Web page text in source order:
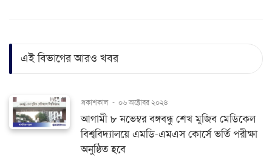
এই বিভাগের আরও খবর
প্রকাশকাল - ০৬ অক্টোবর ২০২৪
আগামী ৮ নভেম্বর বঙ্গবন্ধু শেখ মুজিব মেডিকেল
বিশ্ববিদ্যালয়ে এমডি-এমএস কোর্সে ভর্তি পরীক্ষা
অনুষ্ঠিত হবে